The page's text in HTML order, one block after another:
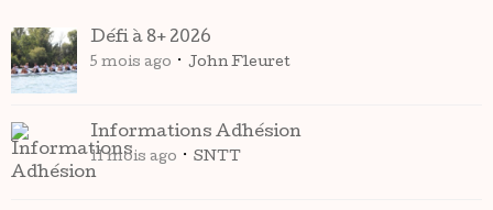
Défi à 8+ 2026
5 mois ago John Fleuret
Informations Adhésion
11 mois ago SNTT